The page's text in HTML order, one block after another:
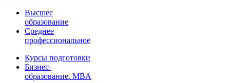
Высшее
образование
Среднее
профессиональное
Курсы подготовки
Бизнес-
образование. MBA